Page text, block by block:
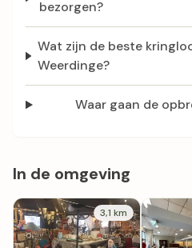
bezorgen?
Wat zijn de beste
Weerdinge?
Waar gaan de
In de omgeving
3,1 km